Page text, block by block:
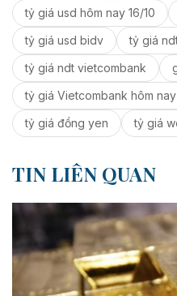
tỷ giá usd hôm nay 16/10
tỷ giá usd bidv
tỷ giá
tỷ giá ndt vietcombank
tỷ giá Vietcombank hôm nay
tỷ giá đồng yen
tỷ giá
TIN LIÊN QUAN